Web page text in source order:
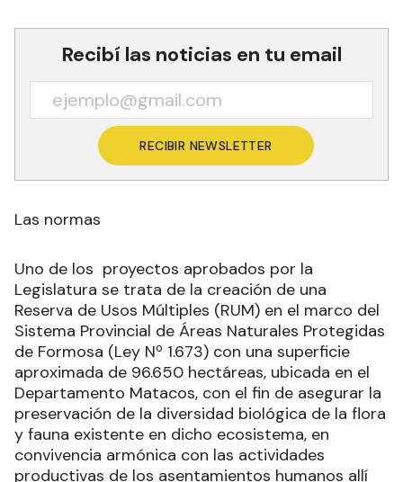
Recibí las noticias en tu email
RECIBIR NEWSLETTER
Las normas
Uno de los proyectos aprobados por la
Legislatura se trata de la creación de una
Reserva de Usos Múltiples (RUM) en el marco del
Sistema Provincial de Áreas Naturales Protegidas
de Formosa (Ley Nº 1.673) con una superficie
aproximada de 96.650 hectáreas, ubicada en el
Departamento Matacos, con el fin de asegurar la
preservación de la diversidad biológica de la flora
y fauna existente en dicho ecosistema, en
convivencia armónica con las actividades
productivas de los asentamientos humanos allí